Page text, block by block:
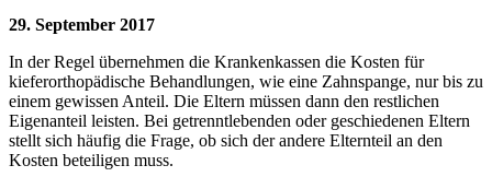
29. September 2017
In der Regel übernehmen die Krankenkassen die Kosten für
kieferorthopädische Behandlungen, wie eine Zahnspange, nur bis zu
einem gewissen Anteil. Die Eltern müssen dann den restlichen
Eigenanteil leisten. Bei getrenntlebenden oder geschiedenen Eltern
stellt sich häufig die Frage, ob sich der andere Elternteil an den
Kosten beteiligen muss.